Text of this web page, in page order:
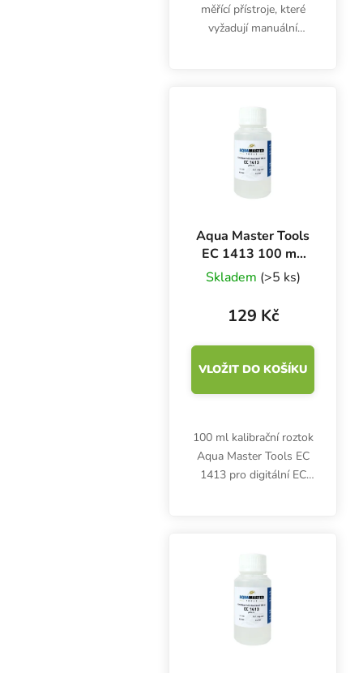
měřící přístroje, které
vyžadují manuální
Aqua Master Tools
EC 1413 100 ml,
kalibrační roztok
Skladem (>5 ks)
129 Kč
VLOŽIT DO KOŠÍKU
100 ml kalibrační roztok
Aqua Master Tools EC
1413 pro digitální EC
zpět.